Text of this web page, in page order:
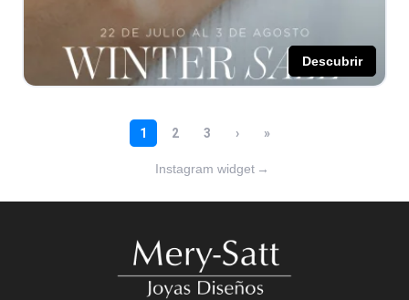
Instagram widget →